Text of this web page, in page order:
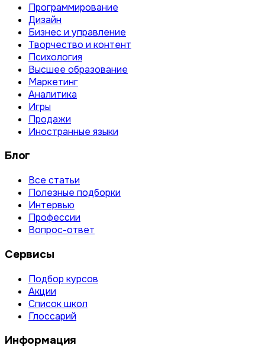
Программирование
Дизайн
Бизнес и управление
Творчество и контент
Психология
Высшее образование
Маркетинг
Аналитика
Игры
Продажи
Иностранные языки
Блог
Все статьи
Полезные подборки
Интервью
Профессии
Вопрос-ответ
Сервисы
Подбор курсов
Акции
Список школ
Глоссарий
Информация